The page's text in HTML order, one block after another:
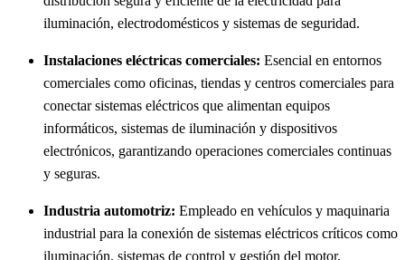
iluminación, electrodomésticos y sistemas de seguridad.
Instalaciones eléctricas comerciales: Esencial en entornos
comerciales como oficinas, tiendas y centros comerciales para
conectar sistemas eléctricos que alimentan equipos
informáticos, sistemas de iluminación y dispositivos
electrónicos, garantizando operaciones comerciales continuas
y seguras.
Industria automotriz: Empleado en vehículos y maquinaria
industrial para la conexión de sistemas eléctricos críticos como
iluminación, sistemas de control y gestión del motor,